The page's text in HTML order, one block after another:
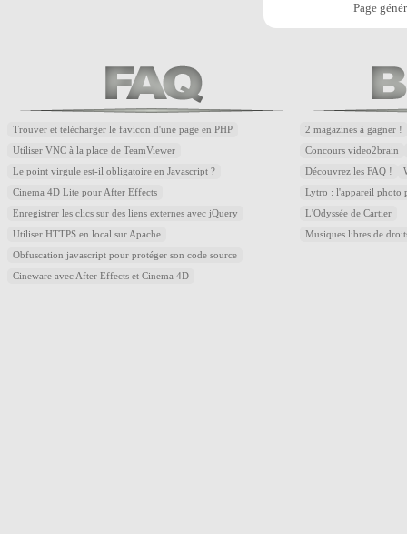
Page
Trouver et télécharger le favicon d'une page en PHP
Utiliser VNC à la place de TeamViewer
Le point virgule est-il obligatoire en Javascript ?
Cinema 4D Lite pour After Effects
Enregistrer les clics sur des liens externes avec jQuery
Utiliser HTTPS en local sur Apache
Obfuscation javascript pour protéger son code source
Cineware avec After Effects et Cinema 4D
2 magazines à gagner !
Concours video2brain
Découvrez les FAQ !
Lytro : l'appareil photo
L'Odyssée de Cartier
Musiques libres de